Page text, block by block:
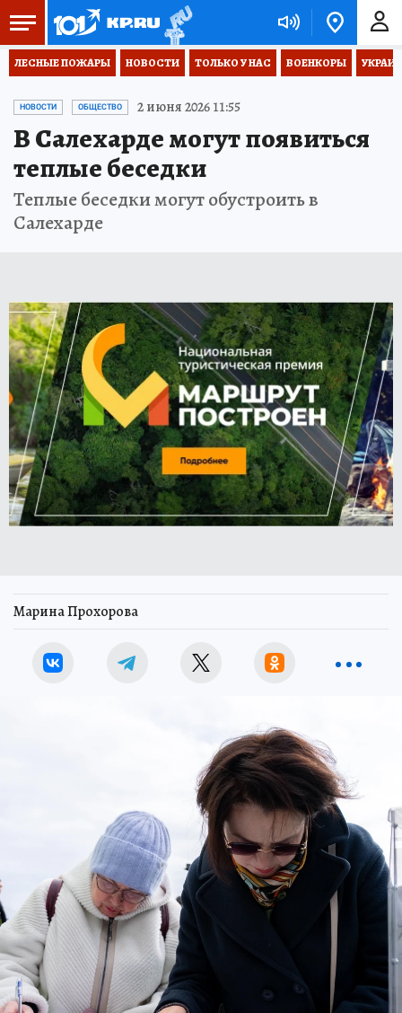
ЛЕСНЫЕ ПОЖАРЫ НОВОСТИ ТОЛЬКО У НАС ВОЕНКОРЫ
НОВОСТИ ОБЩЕСТВО 2 июня 2026 11:55
В Салехарде могут появиться
теплые беседки
Теплые беседки могут обустроить в
Салехарде
Марина Прохорова